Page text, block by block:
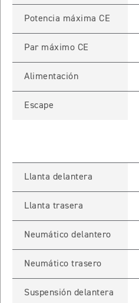
Potencia máxima CE
Par máximo CE
Alimentación
Escape
Llanta delantera
Llanta trasera
Neumático delantero
Neumático trasero
Suspensión delantera